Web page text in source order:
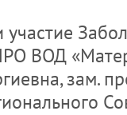
ВОД
зам.